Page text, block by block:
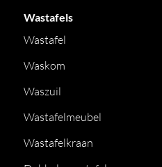
Wastafels
Wastafel
Waskom
Waszuil
Wastafelmeubel
Wastafelkraan